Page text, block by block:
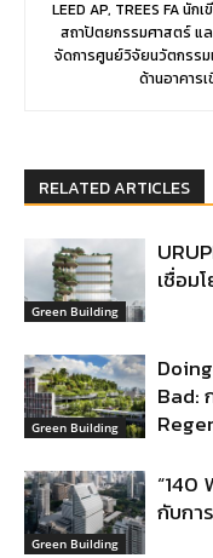
LEED AP, TREES FA นั
สถาปัตยกรรมศาสตร์ แ
จัดการศูนย์วิจัยนวัตกรร
ด้านอาคาร
RELATED ARTICLES
Green Building
เชื่อม
Green Building
Bad:
Green Building
“140
กับกา